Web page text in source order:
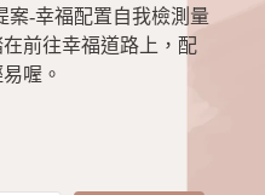
案-幸福配置自我檢測量
前往幸福道路上，配
喔。